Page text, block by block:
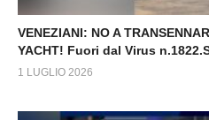
VENEZIANI: NO A
YACHT! Fuori dal Virus
1 LUGLIO 2026